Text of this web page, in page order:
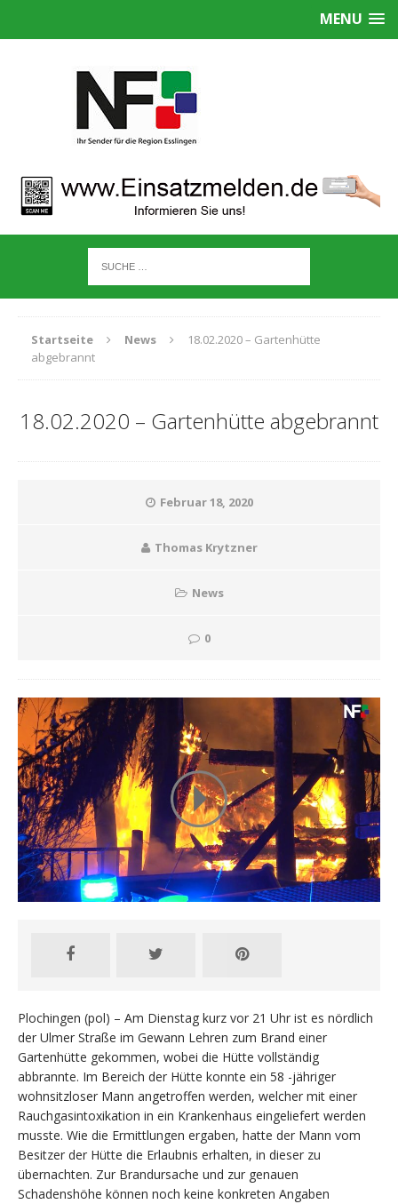
MENU
Startseite News
18.02.2020 – Gartenhütte
abgebrannt
18.02.2020 – Gartenhütte abgebrannt
Februar 18, 2020
Thomas Krytzner
News
0
Plochingen (pol) – Am Dienstag kurz vor 21 Uhr ist es nördlich
der Ulmer Straße im Gewann Lehren zum Brand einer
Gartenhütte gekommen, wobei die Hütte vollständig
abbrannte. Im Bereich der Hütte konnte ein 58 -jähriger
wohnsitzloser Mann angetroffen werden, welcher mit einer
Rauchgasintoxikation in ein Krankenhaus eingeliefert werden
musste. Wie die Ermittlungen ergaben, hatte der Mann vom
Besitzer der Hütte die Erlaubnis erhalten, in dieser zu
übernachten. Zur Brandursache und zur genauen
Schadenshöhe können noch keine konkreten Angaben